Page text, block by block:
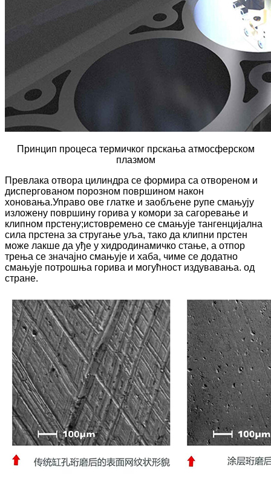
Принцип процеса термичког прскања атмосферском
плазмом
Превлака отвора цилиндра се формира са отвореном и
диспергованом порозном површином након
хоновања.Управо ове глатке и заобљене рупе смањују
изложену површину горива у комори за сагоревање и
клипном прстену;истовремено се смањује тангенцијална
сила прстена за стругање уља, тако да клипни прстен
може лакше да уђе у хидродинамичко стање, а отпор
трења се значајно смањује и хаба, чиме се додатно
смањује потрошња горива и могућност издувавања. од
стране.